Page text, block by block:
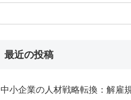
最近の投稿
中小企業の人材戦略転換：解雇